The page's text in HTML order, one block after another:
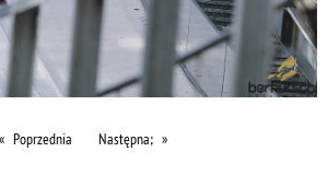
Poprzednia Następna;